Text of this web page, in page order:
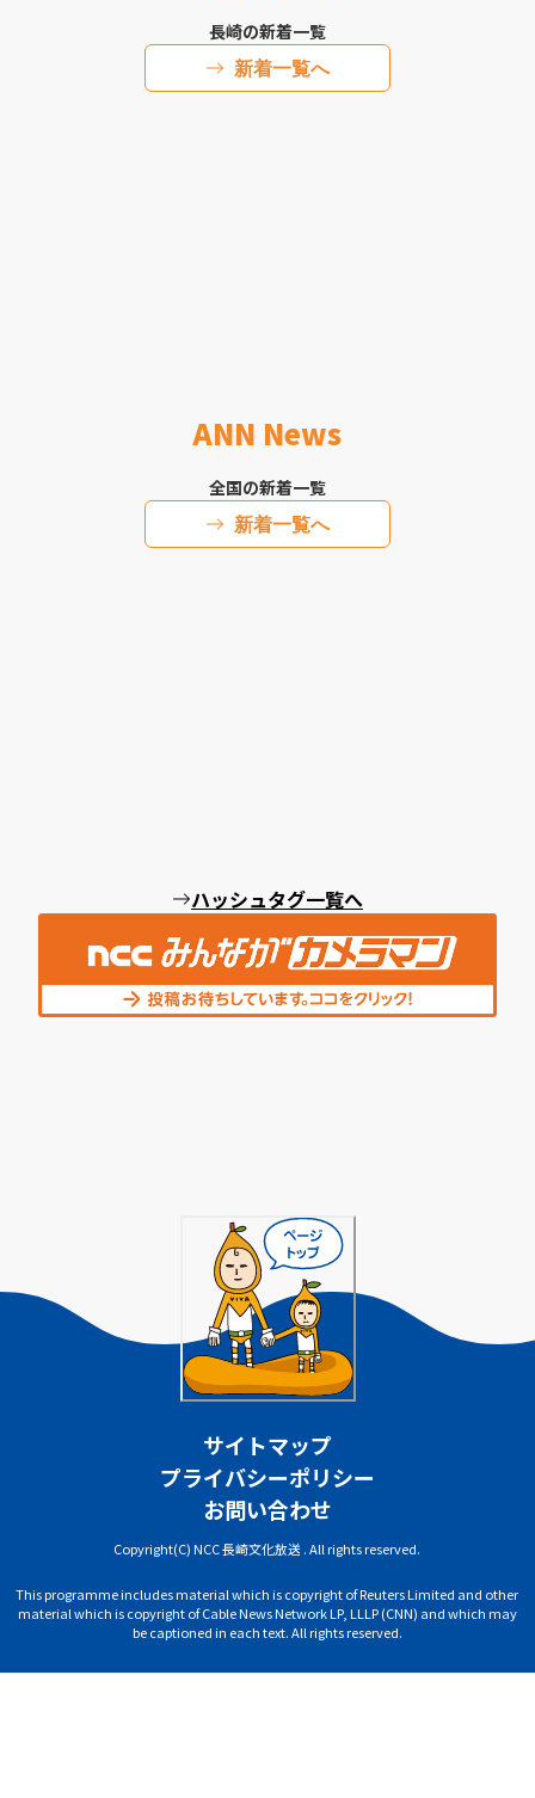
長崎の新着一覧
新着一覧へ
ANN News
全国の新着一覧
新着一覧へ
ハッシュタグ一覧へ
サイトマップ
プライバシーポリシー
お問い合わせ
Copyright(C) NCC 長崎文化放送 . All rights reserved.
This programme includes material which is copyright of Reuters Limited and other
material which is copyright of Cable News Network LP, LLLP (CNN) and which may
be captioned in each text. All rights reserved.